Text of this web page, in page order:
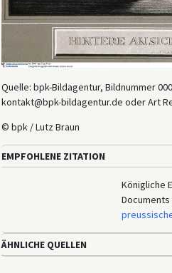
Quelle: bpk-Bildagentur, Bildnummer
kontakt@bpk-bildagentur.de oder Art
© bpk / Lutz Braun
EMPFOHLENE ZITATION
Königliche
Documents
ÄHNLICHE QUELLEN